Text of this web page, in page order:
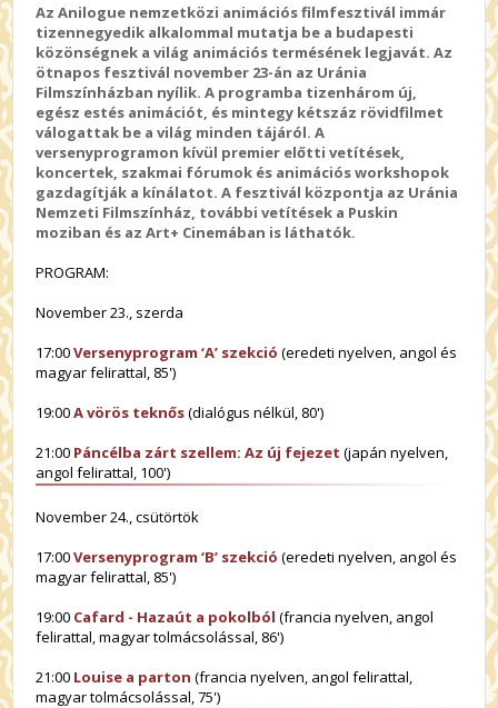
Az Anilogue nemzetközi animációs filmfesztivál immár
tizennegyedik alkalommal mutatja be a budapesti
közönségnek a világ animációs termésének legjavát. Az
ötnapos fesztivál november 23-án az Uránia
Filmszínházban nyílik. A programba tizenhárom új,
egész estés animációt, és mintegy kétszáz rövidfilmet
válogattak be a világ minden tájáról. A
versenyprogramon kívül premier előtti vetítések,
koncertek, szakmai fórumok és animációs workshopok
gazdagítják a kínálatot. A fesztivál központja az Uránia
Nemzeti Filmszínház, további vetítések a Puskin
moziban és az Art+ Cinemában is láthatók.
PROGRAM:
November 23., szerda
17:00Versenyprogram ‘A’ szekció (eredeti nyelven, angol és
magyar felirattal, 85')
19:00A vörös teknős(dialógus nélkül, 80')
21:00 Páncélba zárt szellem: Az új fejezet (japán nyelven,
angol felirattal, 100')
November 24., csütörtök
17:00Versenyprogram ‘B’ szekció (eredeti nyelven, angol és
magyar felirattal, 85')
19:00 Cafard - Hazaút a pokolból (francia nyelven, angol
felirattal, magyar tolmácsolással, 86')
21:00 Louise a parton (francia nyelven, angol felirattal,
magyar tolmácsolással, 75')